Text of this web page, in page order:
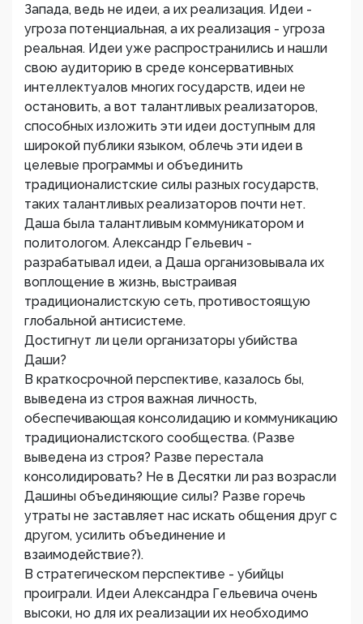
Запада, ведь не идеи, а их реализация. Идеи -
угроза потенциальная, а их реализация - угроза
реальная. Идеи уже распространились и нашли
свою аудиторию в среде консервативных
интеллектуалов многих государств, идеи не
остановить, а вот талантливых реализаторов,
способных изложить эти идеи доступным для
широкой публики языком, облечь эти идеи в
целевые программы и объединить
традиционалистские силы разных государств,
таких талантливых реализаторов почти нет.
Даша была талантливым коммуникатором и
политологом. Александр Гельевич -
разрабатывал идеи, а Даша организовывала их
воплощение в жизнь, выстраивая
традиционалистскую сеть, противостоящую
глобальной антисистеме.
Достигнут ли цели организаторы убийства
Даши?
В краткосрочной перспективе, казалось бы,
выведена из строя важная личность,
обеспечивающая консолидацию и коммуникацию
традиционалистского сообщества. (Разве
выведена из строя? Разве перестала
консолидировать? Не в Десятки ли раз возрасли
Дашины объединяющие силы? Разве горечь
утраты не заставляет нас искать общения друг с
другом, усилить объединение и
взаимодействие?).
В стратегическом перспективе - убийцы
проиграли. Идеи Александра Гельевича очень
высоки, но для их реализации их необходимо